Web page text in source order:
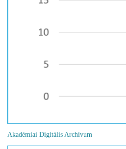
Akadémiai Digitális Archívum